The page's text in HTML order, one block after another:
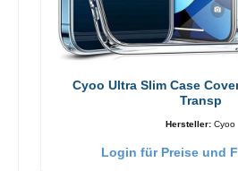
Cyoo Ultra Slim Case
Transp
Hersteller: Cyoo
Login für Preise und